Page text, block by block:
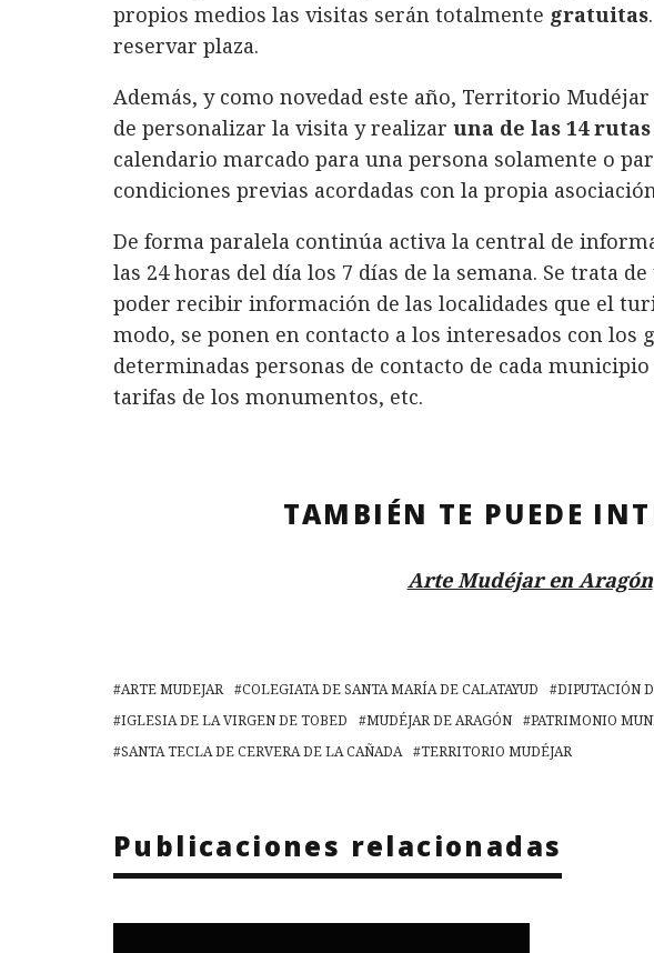
propios medios las visitas serán totalmente gratuitas
reservar plaza.
Además, y como novedad este año, Territorio
de personalizar la visita y realizar una de las 14
calendario marcado para una persona solamente o
condiciones previas acordadas con la propia
De forma paralela continúa activa la central de
las 24 horas del día los 7 días de la semana. Se trata
poder recibir información de las localidades que el
modo, se ponen en contacto a los interesados con los
determinadas personas de contacto de cada
tarifas de los monumentos, etc.
TAMBIÉN TE PUEDE
Arte Mudéjar en Aragón
ARTE MUDEJAR COLEGIATA DE SANTA MARÍA DE CALATAYUD
DIPUTACIÓN
IGLESIA DE LA VIRGEN DE TOBED
MUDÉJAR DE ARAGÓN
PATRIMONIO
SANTA TECLA DE CERVERA DE LA CAÑADA
TERRITORIO MUDÉJAR
Publicaciones relacionadas